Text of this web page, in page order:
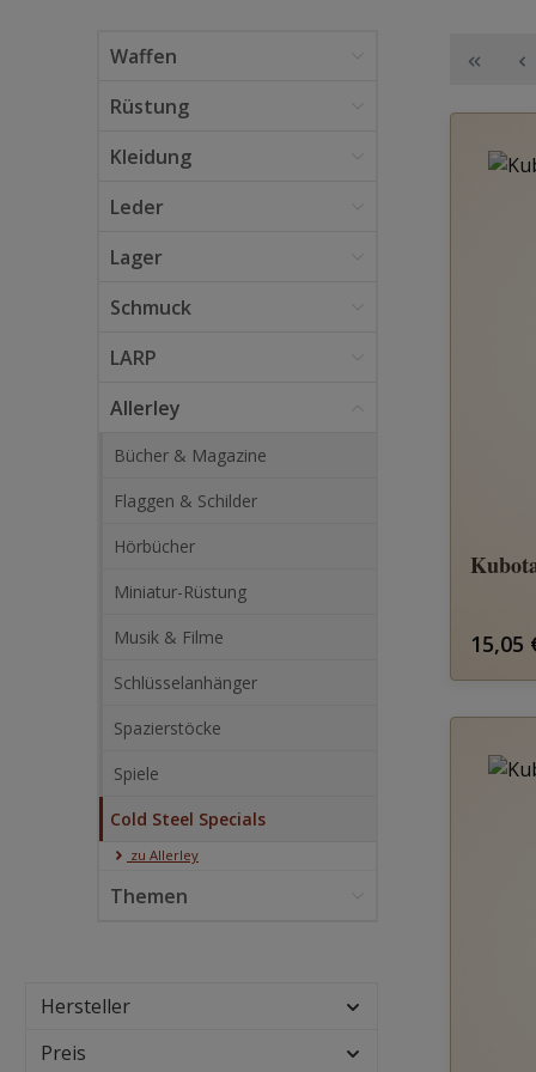
Waffen
Rüstung
Kleidung
Leder
Lager
Schmuck
LARP
Allerley
Bücher & Magazine
Flaggen & Schilder
Hörbücher
Miniatur-Rüstung
Musik & Filme
Schlüsselanhänger
Spazierstöcke
Spiele
Cold Steel Specials
zu Allerley
Themen
Hersteller
Preis
15,05